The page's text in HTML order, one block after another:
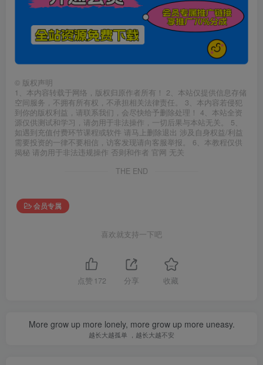
© 版权声明
1、本内容转载于网络，版权归原作者所有！ 2、本站仅提供信息存储
空间服务，不拥有所有权，不承担相关法律责任。 3、本内容若侵犯
到你的版权利益，请联系我们，会尽快给予删除处理！ 4、本站全资
源仅供测试和学习，请勿用于非法操作，一切后果与本站无关。 5、
如遇到充值付费环节课程或软件 请马上删除退出 涉及自身权益/利益
需要投资的一律不要相信，访客发现请向客服举报。 6、本教程仅供
揭秘 请勿用于非法违规操作 否则和作者 官网 无关
THE END
会员专属
喜欢就支持一下吧
点赞 172 分享 收藏
More grow up more lonely, more grow up more uneasy.
越长大越孤单 ，越长大越不安